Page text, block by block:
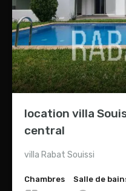
location villa
central
villa Rabat Souissi
Chambres
Salle de